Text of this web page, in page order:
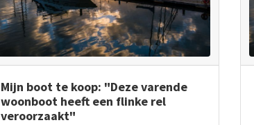
Mijn boot te koop: "Deze varende
woonboot heeft een flinke rel
veroorzaakt"